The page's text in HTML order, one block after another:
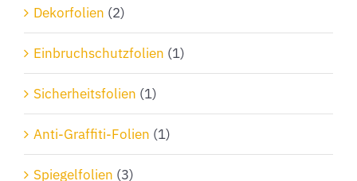
Dekorfolien (2)
Einbruchschutzfolien (1)
Sicherheitsfolien (1)
Anti-Graffiti-Folien (1)
Spiegelfolien (3)